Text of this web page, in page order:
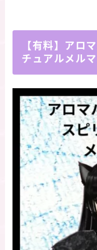
【有料】アロ
チュアルメル